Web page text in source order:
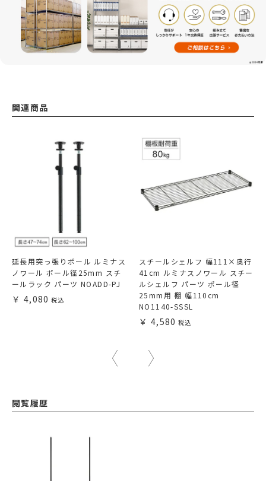
関連商品
延長用突っ張りポール ルミナス
ノワール ポール径25mm スチ
ールラック パーツ NOADD-PJ
4,080
スチールシェルフ 幅111×奥行
41cm ルミナスノワール スチー
ルシェルフ パーツ ポール径
25mm用 棚 幅110cm
NO1140-SSSL
4,580
閲覧履歴